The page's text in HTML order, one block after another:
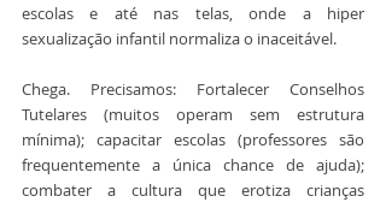
escolas e até nas telas, onde a hiper
sexualização infantil normaliza o inaceitável.
Chega. Precisamos: Fortalecer Conselhos
Tutelares (muitos operam sem estrutura
mínima); capacitar escolas (professores são
frequentemente a única chance de ajuda);
combater a cultura que erotiza crianças